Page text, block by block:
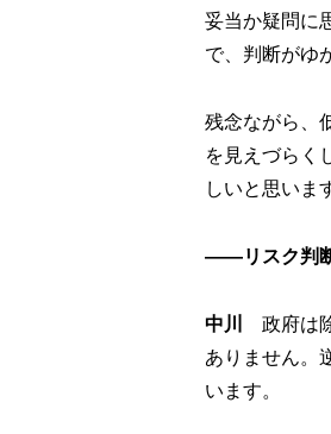
妥当か疑問に
で、判断がゆ
残念ながら、
を見えづらく
しいと思いま
――リスク判断
中川
政府は
ありません。
います。